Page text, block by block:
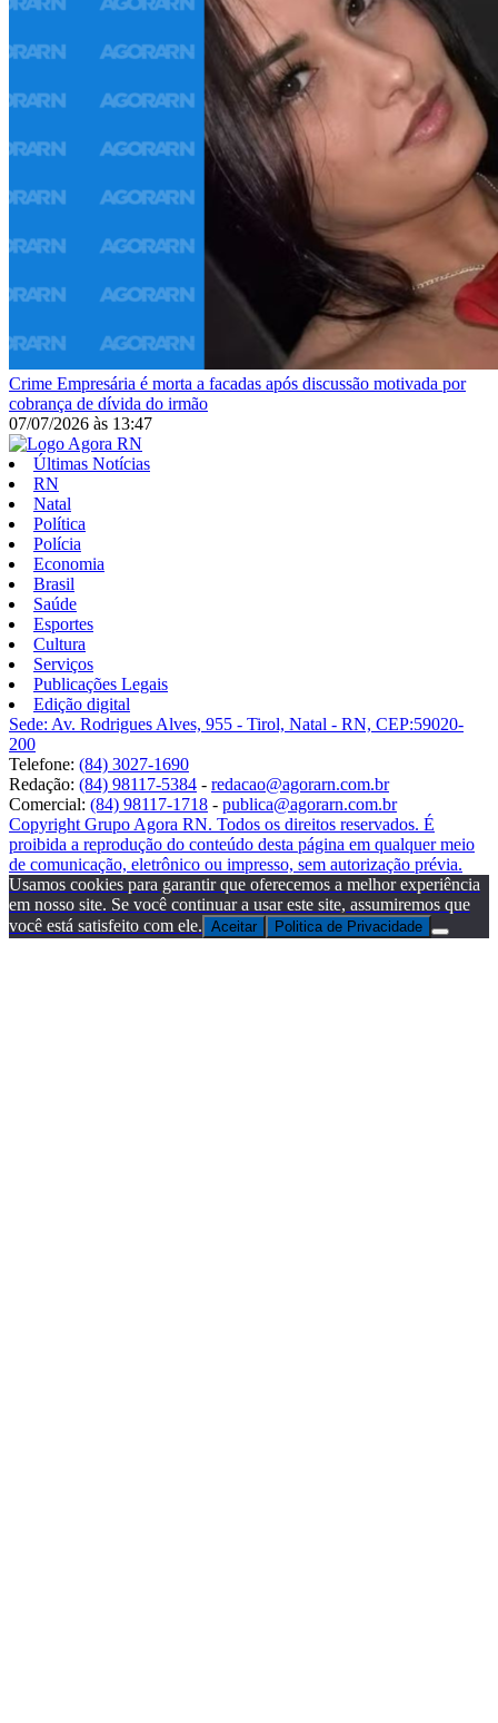
Crime Empresária é morta a facadas após discussão motivada por
cobrança de dívida do irmão
07/07/2026 às 13:47
Últimas Notícias
RN
Natal
Política
Polícia
Economia
Brasil
Saúde
Esportes
Cultura
Serviços
Publicações Legais
Edição digital
Sede: Av. Rodrigues Alves, 955 - Tirol, Natal - RN, CEP:59020-
200
Telefone: (84) 3027-1690
Redação: (84) 98117-5384 - redacao@agorarn.com.br
Comercial: (84) 98117-1718 - publica@agorarn.com.br
Copyright Grupo Agora RN. Todos os direitos reservados. É
proibida a reprodução do conteúdo desta página em qualquer meio
de comunicação, eletrônico ou impresso, sem autorização prévia.
Usamos cookies para garantir que oferecemos a melhor experiência
em nosso site. Se você continuar a usar este site, assumiremos que
você está satisfeito com ele. Aceitar Politica de Privacidade